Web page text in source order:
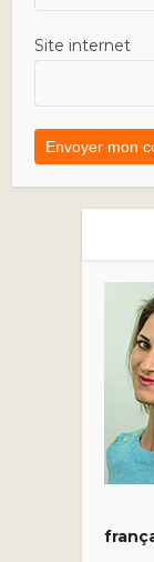
Site internet